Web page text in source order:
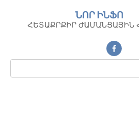
контенту
ՆՈՐ ԻՆՖՈ
ՀԵՏԱՔՐՔԻՐ ԺԱՄԱՆՑԱՅԻՆ
Поиск: